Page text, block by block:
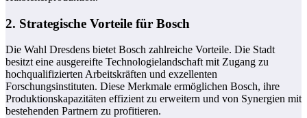
2. Strategische Vorteile für Bosch
Die Wahl Dresdens bietet Bosch zahlreiche Vorteile. Die Stadt
besitzt eine ausgereifte Technologielandschaft mit Zugang zu
hochqualifizierten Arbeitskräften und exzellenten
Forschungsinstituten. Diese Merkmale ermöglichen Bosch, ihre
Produktionskapazitäten effizient zu erweitern und von Synergien mit
bestehenden Partnern zu profitieren.